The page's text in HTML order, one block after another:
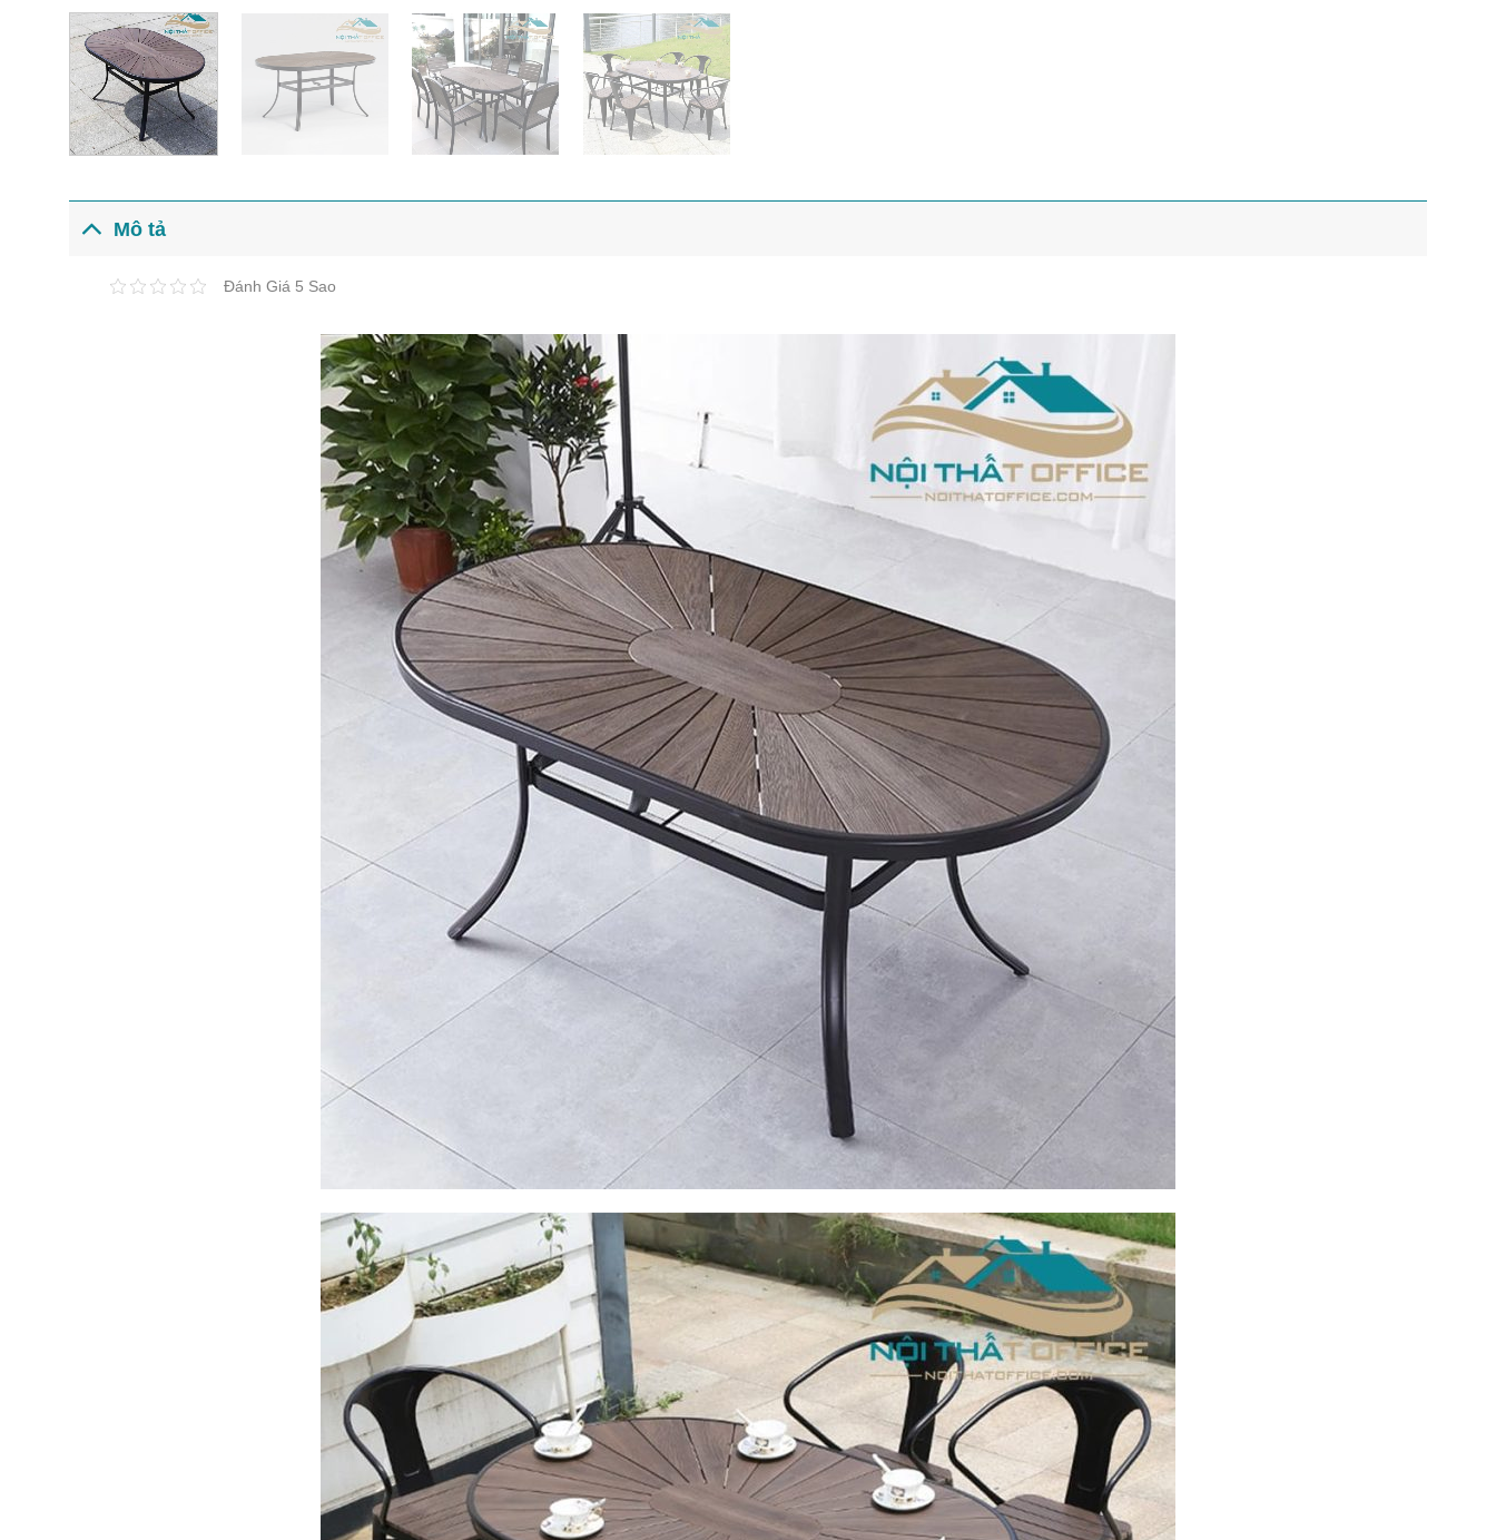
Mô tả
Đánh Giá 5 Sao